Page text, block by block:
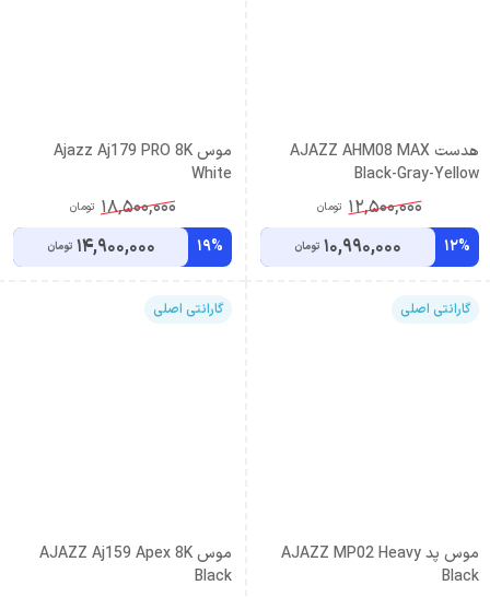
هدست AJAZZ AHM08 MAX
Black-Gray-Yellow
12,500,000 تومان
12%
10,990,000 تومان
موس Ajazz Aj179 PRO 8K
White
18,500,000 تومان
19%
14,900,000 تومان
گارانتی اصلی
موس پد AJAZZ MP02 Heavy
Black
گارانتی اصلی
موس AJAZZ Aj159 Apex 8K
Black